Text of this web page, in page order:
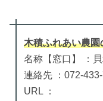
木積ふれあい農園
名称【窓口】 ：
連絡先 ：072-
URL ：